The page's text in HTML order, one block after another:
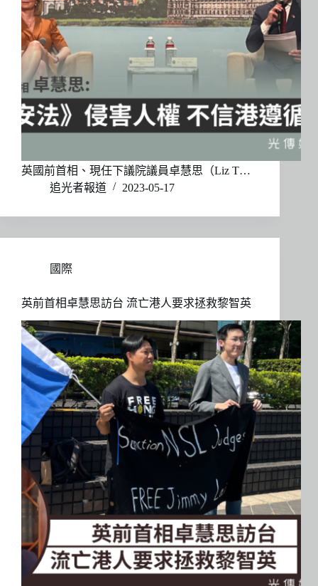
英國前首相、現任下議院議員卓慧思（Liz T…
追光者報道
2023-05-17
國際
英前首相卓慧思訪台 流亡港人要求拯救黎智英